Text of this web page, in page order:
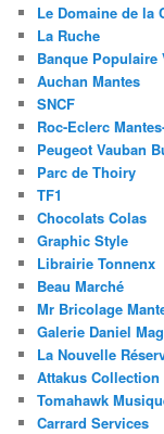
Le Domaine de la
La Ruche
Banque Populaire
Auchan Mantes
SNCF
Roc-Eclerc
Peugeot Vauban
Parc de Thoiry
TF1
Chocolats Colas
Graphic Style
Librairie Tonnenx
Beau Marché
Mr Bricolage
Galerie Daniel
La Nouvelle
Attakus Collection
Tomahawk
Carrard Services